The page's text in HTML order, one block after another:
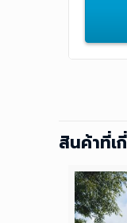
สินค้าที่เ